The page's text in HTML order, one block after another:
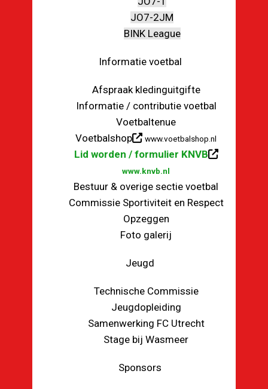
JO7-2JM
BINK League
Informatie voetbal
Afspraak kledinguitgifte
Informatie / contributie voetbal
Voetbaltenue
Voetbalshop
www.voetbalshop.nl
Lid worden / formulier KNVB
www.knvb.nl
Bestuur & overige sectie voetbal
Commissie Sportiviteit en Respect
Opzeggen
Foto galerij
Jeugd
Technische Commissie
Jeugdopleiding
Samenwerking FC Utrecht
Stage bij Wasmeer
Sponsors